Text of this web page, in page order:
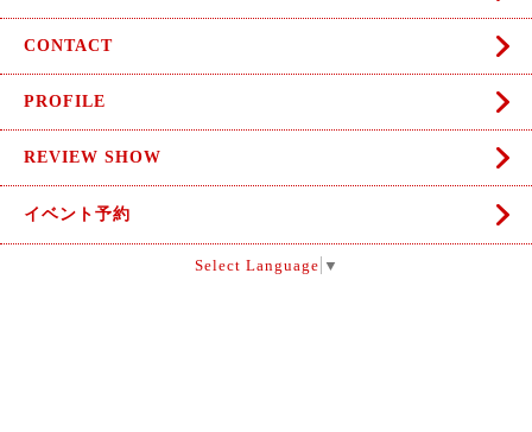
CONTACT
PROFILE
REVIEW SHOW
イベント予約
Select Language ▼